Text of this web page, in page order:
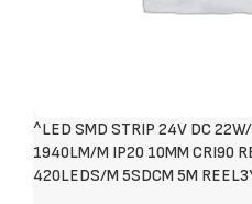
^LED SMD STRIP 24V DC
1940LM/M IP20 10MM CRI90
420LEDS/M 5SDCM 5M